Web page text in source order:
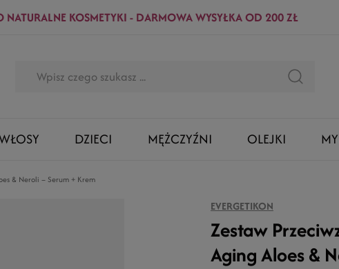
NATURALNE KOSMETYKI - DARMOWA WYSYŁKA OD 200 ZŁ
DZIECI MĘŻCZYŹNI OLEJKI
& Neroli – Serum + Krem
EVERGETIKON
Zestaw
Aging Aloes &